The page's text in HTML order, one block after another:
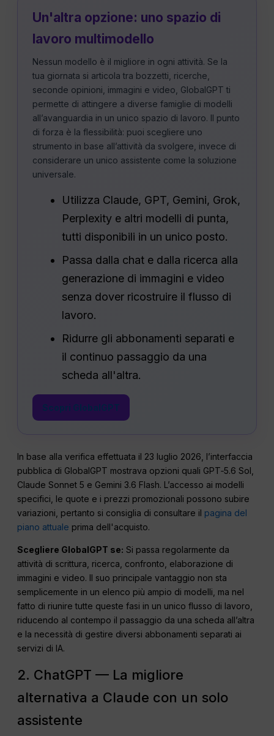
Un'altra opzione: uno spazio di
lavoro multimodello
Nessun modello è il migliore in ogni attività. Se la
tua giornata si articola tra bozzetti, ricerche,
seconde opinioni, immagini e video, GlobalGPT ti
permette di attingere a diverse famiglie di modelli
all’avanguardia in un unico spazio di lavoro. Il punto
di forza è la flessibilità: puoi scegliere uno
strumento in base all’attività da svolgere, invece di
considerare un unico assistente come la soluzione
universale.
Utilizza Claude, GPT, Gemini, Grok,
Perplexity e altri modelli di punta,
tutti disponibili in un unico posto.
Passa dalla chat e dalla ricerca alla
generazione di immagini e video
senza dover ricostruire il flusso di
lavoro.
Ridurre gli abbonamenti separati e
il continuo passaggio da una
scheda all'altra.
Scopri GlobalGPT
In base alla verifica effettuata il 23 luglio 2026, l’interfaccia
pubblica di GlobalGPT mostrava opzioni quali GPT‑5.6 Sol,
Claude Sonnet 5 e Gemini 3.6 Flash. L’accesso ai modelli
specifici, le quote e i prezzi promozionali possono subire
variazioni, pertanto si consiglia di consultare il pagina del
piano attuale prima dell'acquisto.
Scegliere GlobalGPT se: Si passa regolarmente da
attività di scrittura, ricerca, confronto, elaborazione di
immagini e video. Il suo principale vantaggio non sta
semplicemente in un elenco più ampio di modelli, ma nel
fatto di riunire tutte queste fasi in un unico flusso di lavoro,
riducendo al contempo il passaggio da una scheda all’altra
e la necessità di gestire diversi abbonamenti separati ai
servizi di IA.
2. ChatGPT — La migliore
alternativa a Claude con un solo
assistente